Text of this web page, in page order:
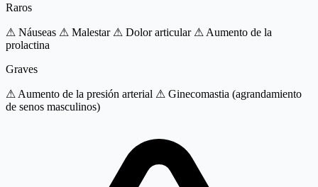
Raros
⚠ Náuseas ⚠ Malestar⚠ Dolor articular⚠ Aumento de la
prolactina
Graves
⚠ Aumento de la presión arterial ⚠ Ginecomastia (agrandamiento
de senos masculinos)